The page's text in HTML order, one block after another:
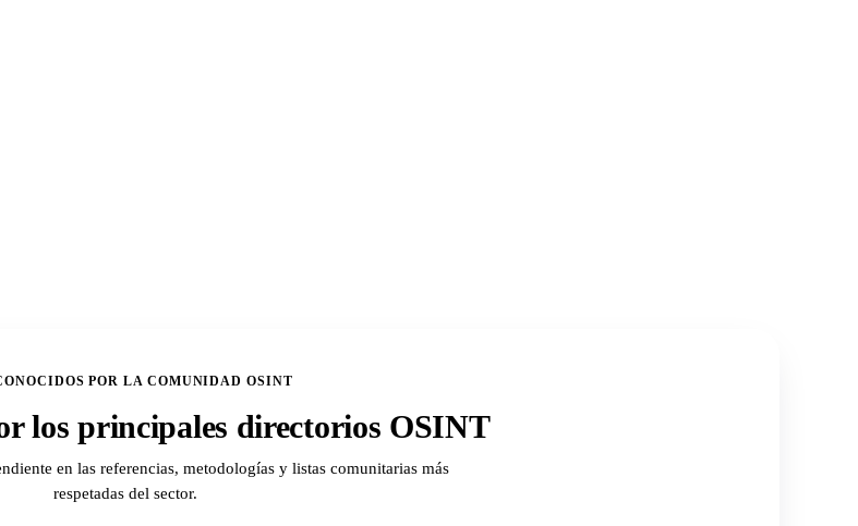
POR LA COMUNIDAD OSINT
los principales directorios OSINT
en las referencias, metodologías y listas comunitarias más
respetadas del sector.